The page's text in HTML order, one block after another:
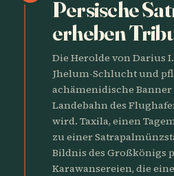
Persische
erheben
Die Herolde von Darius
Jhelum-Schlucht und
achämenidische Banner
Landebahn des
wird. Taxila, einen
zu einer
Bildnis des Großkönigs
Karawansereien, die